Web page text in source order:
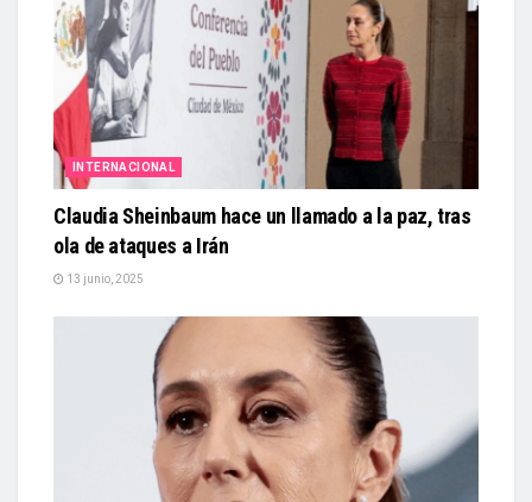
INTERNACIONAL
Claudia Sheinbaum hace un llamado a la paz, tras
ola de ataques a Irán
13 junio, 2025